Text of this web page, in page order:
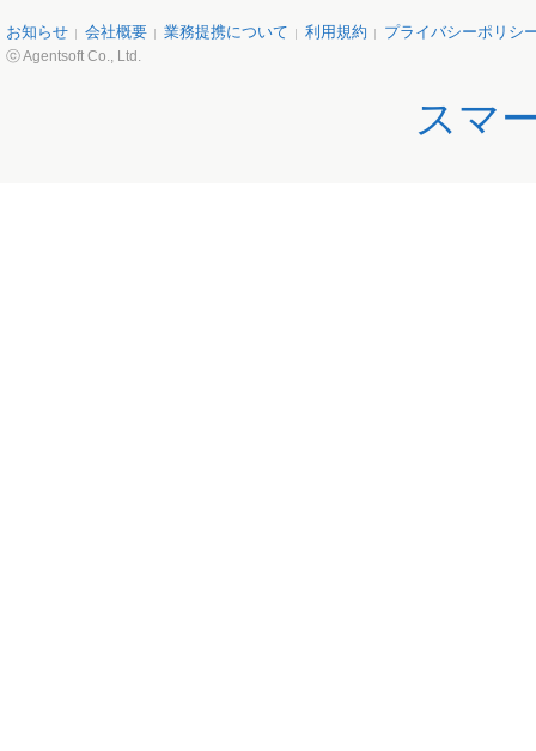
お知らせ 会社概要 業務提携について 利用規約 プライバシーポリシ
ⓒ Agentsoft Co., Ltd.
スマ